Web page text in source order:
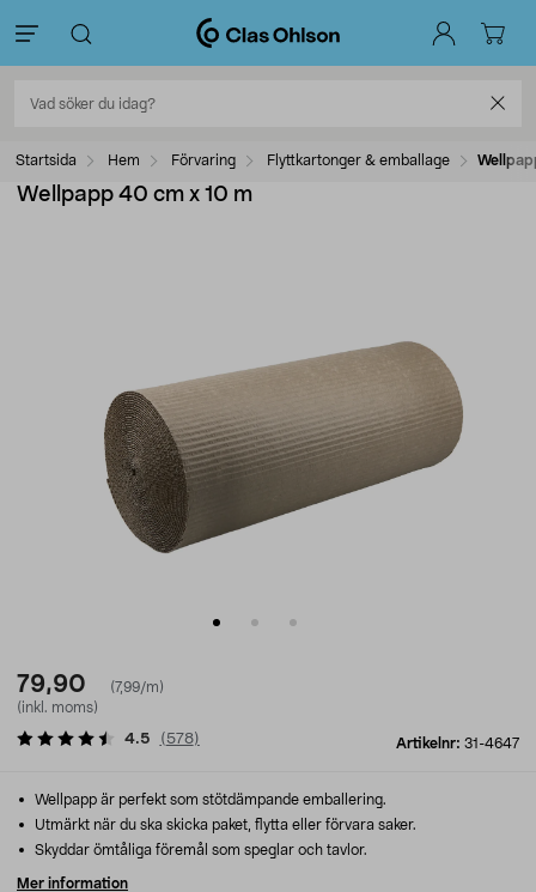
Startsida Hem Förvaring Flyttkartonger & emballage
Wellpapp 40 cm x 10 m
79,90
(7,99/m)
(inkl. moms)
Artikelnr: 31-4647
4.5 ( 578)
Wellpapp är perfekt som stötdämpande emballering.
Utmärkt när du ska skicka paket, flytta eller förvara saker.
Skyddar ömtåliga föremål som speglar och tavlor.
Mer information